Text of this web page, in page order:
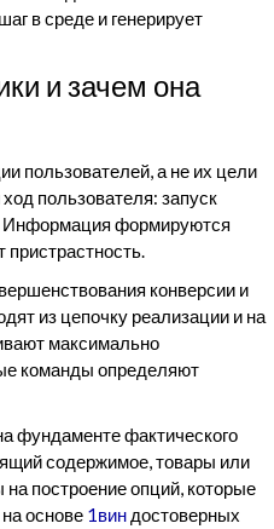
в среде и генерирует
и зачем она
пользователей, а не их цели
пользователя: запуск
Информация формируются
конверсии и
из цепочку реализации и на
максимально
команды определяют
фундаменте фактического
содержимое, товары или
построение опций, которые
основе 1вин достоверных